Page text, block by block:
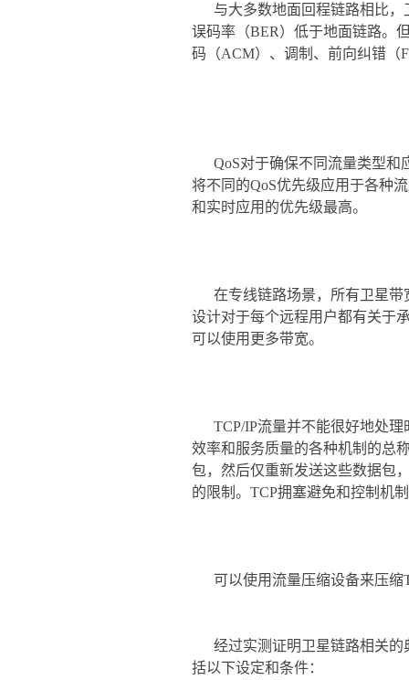
与大多数地面回程链路相比
误码率（BER）低于地面链路。
码（ACM）、调制、前向纠错（
QoS对于确保不同流量类型
将不同的QoS优先级应用于各种
和实时应用的优先级最高。
在专线链路场景，所有卫星
设计对于每个远程用户都有关于
可以使用更多带宽。
TCP/IP流量并不能很好地处
效率和服务质量的各种机制的总
包，然后仅重新发送这些数据包
的限制。TCP拥塞避免和控制机
可以使用流量压缩设备来压
经过实测证明卫星链路相关
括以下设定和条件：